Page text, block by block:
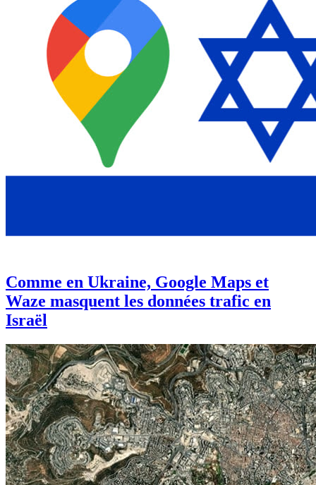
Comme en Ukraine, Google Maps et
Waze masquent les données trafic en
Israël